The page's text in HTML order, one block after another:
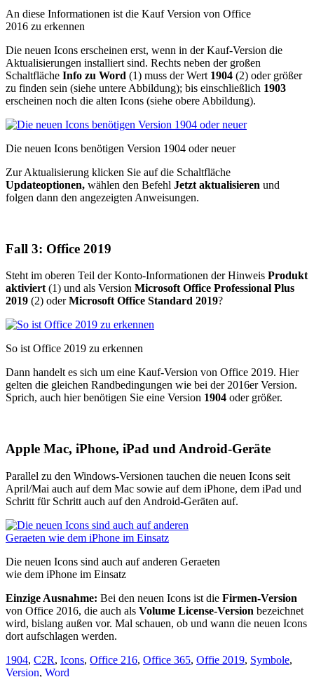
An diese Informationen ist die Kauf Version von Office
2016 zu erkennen
Die neuen Icons erscheinen erst, wenn in der Kauf-Version die
Aktualisierungen installiert sind. Rechts neben der großen
Schaltfläche Info zu Word (1) muss der Wert 1904 (2) oder größer
zu finden sein (siehe untere Abbildung); bis einschließlich 1903
erscheinen noch die alten Icons (siehe obere Abbildung).
Die neuen Icons benötigen Version 1904 oder neuer
Zur Aktualisierung klicken Sie auf die Schaltfläche
Updateoptionen, wählen den Befehl Jetzt aktualisieren und
folgen dann den angezeigten Anweisungen.
Fall 3: Office 2019
Steht im oberen Teil der Konto-Informationen der Hinweis Produkt
aktiviert(1) und als Version Microsoft Office Professional Plus
2019 (2) oderMicrosoft Office Standard 2019?
So ist Office 2019 zu erkennen
Dann handelt es sich um eine Kauf-Version von Office 2019. Hier
gelten die gleichen Randbedingungen wie bei der 2016er Version.
Sprich, auch hier benötigen Sie eine Version 1904 oder größer.
Apple Mac, iPhone, iPad und Android-Geräte
Parallel zu den Windows-Versionen tauchen die neuen Icons seit
April/Mai auch auf dem Mac sowie auf dem iPhone, dem iPad und
Schritt für Schritt auch auf den Android-Geräten auf.
Die neuen Icons sind auch auf anderen Geraeten
wie dem iPhone im Einsatz
Einzige Ausnahme: Bei den neuen Icons ist die Firmen-Version
von Office 2016, die auch als Volume License-Version bezeichnet
wird, bislang außen vor. Mal schauen, ob und wann die neuen Icons
dort aufschlagen werden.
1904, C2R, Icons, Office 216, Office 365, Offie 2019, Symbole,
Version, Word